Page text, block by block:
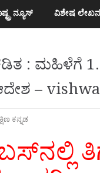
ನ್ಯೂಸ್ ವಿಶೇಷ
: ಮಹಿಳೆಗೆ
–
ಕನ್ನಡ